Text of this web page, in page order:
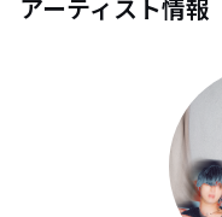
アーティスト情報